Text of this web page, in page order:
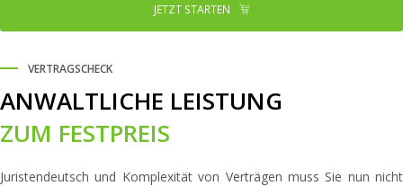
JETZT STARTEN
VERTRAGSCHECK
ANWALTLICHE LEISTUNG
ZUM FESTPREIS
Juristendeutsch und Komplexität von Verträgen muss Sie nun nicht